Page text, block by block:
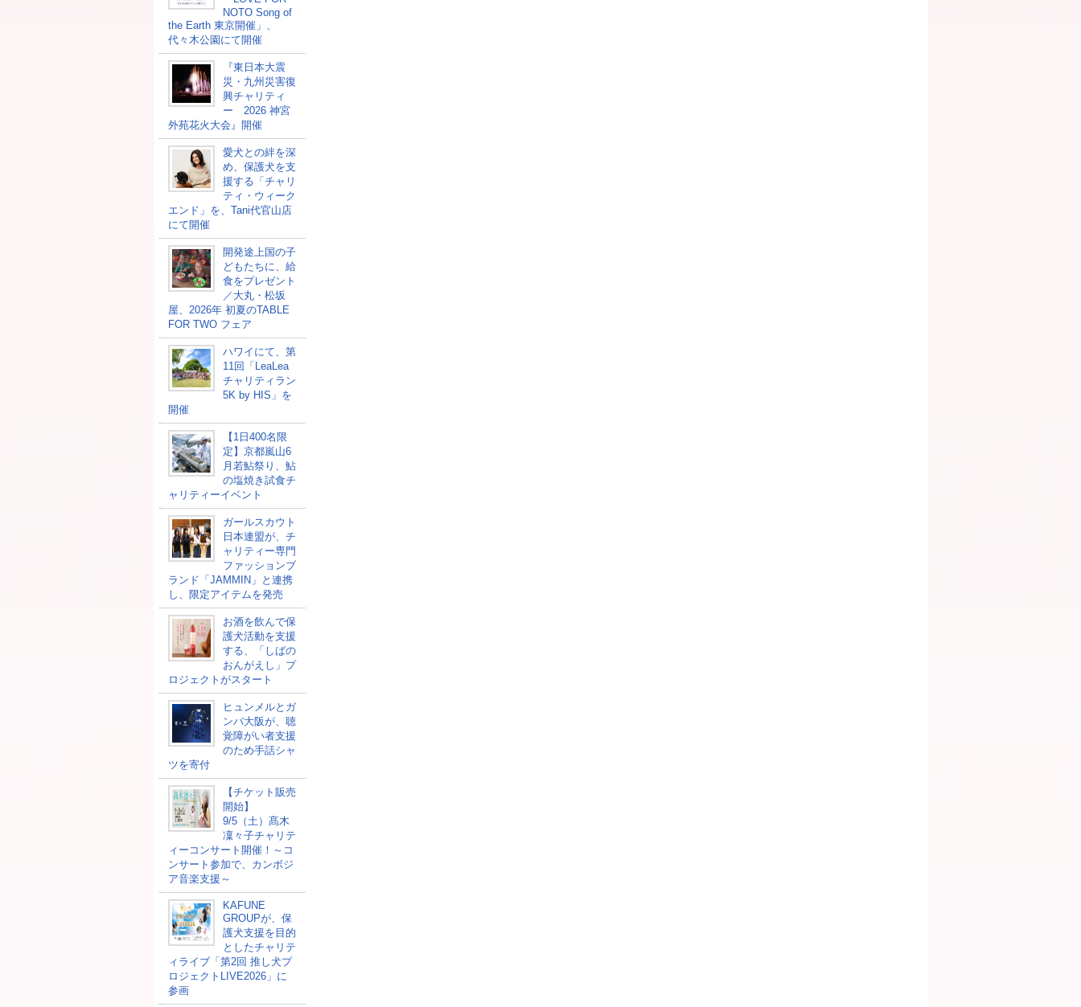
NOTO Song of
the Earth 東京開催」、
代々木公園にて開催
『東日本大震
災・九州災害復
興チャリティ
ー 2026 神宮
外苑花火大会』開催
愛犬との絆を深
め、保護犬を支
援する「チャリ
ティ・ウィーク
エンド」を、Tani代官山店
にて開催
開発途上国の⼦
どもたちに、給
⾷をプレゼント
／大丸・松坂
屋、2026年 初夏のTABLE
FOR TWO フェア
ハワイにて、第
11回「LeaLea
チャリティラン
5K by HIS」を
開催
【1日400名限
定】京都嵐山6
月若鮎祭り、鮎
の塩焼き試食チ
ャリティーイベント
ガールスカウト
日本連盟が、チ
ャリティー専門
ファッションブ
ランド「JAMMIN」と連携
し、限定アイテムを発売
お酒を飲んで保
護犬活動を支援
する、「しばの
おんがえし」プ
ロジェクトがスタート
ヒュンメルとガ
ンバ大阪が、聴
覚障がい者支援
のため手話シャ
ツを寄付
【チケット販売
開始】
9/5（土）髙木
凜々子チャリテ
ィーコンサート開催！～コ
ンサート参加で、カンボジ
ア音楽支援～
KAFUNE
GROUPが、保
護犬支援を目的
としたチャリテ
ィライブ「第2回 推し犬プ
ロジェクトLIVE2026」に
参画